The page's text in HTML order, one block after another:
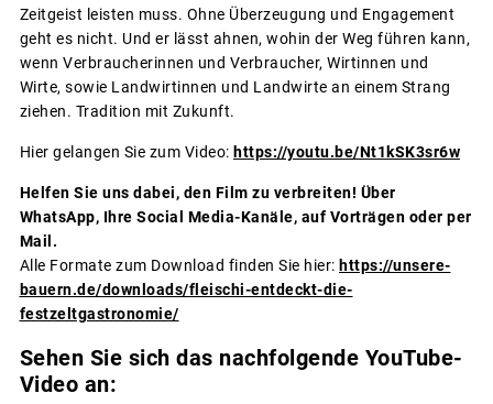
Zeitgeist leisten muss. Ohne Überzeugung und Engagement
geht es nicht. Und er lässt ahnen, wohin der Weg führen kann,
wenn Verbraucherinnen und Verbraucher, Wirtinnen und
Wirte, sowie Landwirtinnen und Landwirte an einem Strang
ziehen. Tradition mit Zukunft.
Hier gelangen Sie zum Video: https://youtu.be/Nt1kSK3sr6w
Helfen Sie uns dabei, den Film zu verbreiten! Über
WhatsApp, Ihre Social Media-Kanäle, auf Vorträgen oder per
Mail.
Alle Formate zum Download finden Sie hier: https://unsere-
bauern.de/downloads/fleischi-entdeckt-die-
festzeltgastronomie/
Sehen Sie sich das nachfolgende YouTube-
Video an: